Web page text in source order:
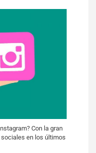
Con la gran
en los últimos